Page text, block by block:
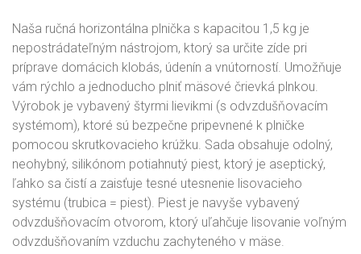
Naša ručná horizontálna plnička s kapacitou 1,5 kg je
nepostrádateľným nástrojom, ktorý sa určite zíde pri
príprave domácich klobás, údenín a vnútorností. Umožňuje
vám rýchlo a jednoducho plniť mäsové črievká plnkou.
Výrobok je vybavený štyrmi lievikmi (s odvzdušňovacím
systémom), ktoré sú bezpečne pripevnené k plničke
pomocou skrutkovacieho krúžku. Sada obsahuje odolný,
neohybný, silikónom potiahnutý piest, ktorý je aseptický,
ľahko sa čistí a zaisťuje tesné utesnenie lisovacieho
systému (trubica = piest). Piest je navyše vybavený
odvzdušňovacím otvorom, ktorý uľahčuje lisovanie voľným
odvzdušňovaním vzduchu zachyteného v mäse.